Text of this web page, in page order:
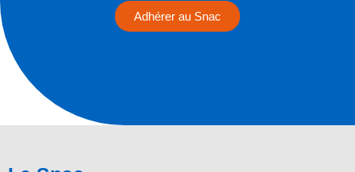
Adhérer au Snac